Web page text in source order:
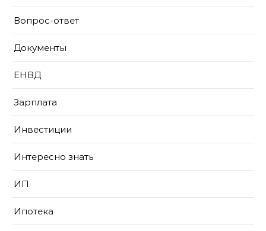
Вопрос-ответ
Документы
ЕНВД
Зарплата
Инвестиции
Интересно знать
ИП
Ипотека